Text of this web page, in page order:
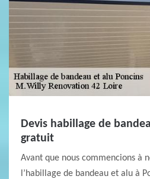
Devis habillage de
gratuit
Avant que nous commencions à
l’habillage de bandeau et alu à